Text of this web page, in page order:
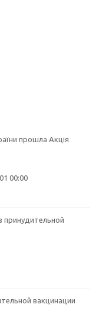
прошла Акція
00:00
принудительной
вакцинации